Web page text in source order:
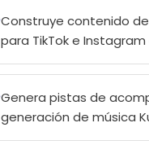
Construye contenido
para TikTok e
Genera pistas de
generación de música